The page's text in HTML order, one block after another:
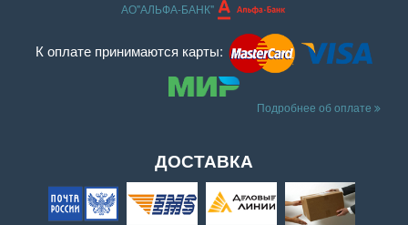
АО"АЛЬФА-БАНК"
К оплате принимаются карты:
Подробнее об оплате
ДОСТАВКА